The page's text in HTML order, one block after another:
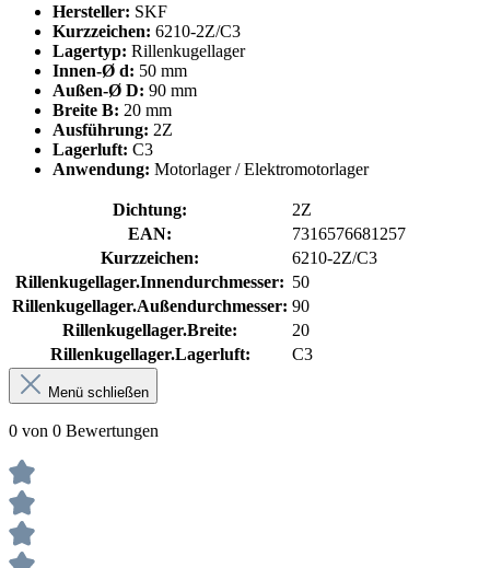
Hersteller: SKF
Kurzzeichen: 6210-2Z/C3
Lagertyp: Rillenkugellager
Innen-Ø d: 50 mm
Außen-Ø D: 90 mm
Breite B: 20 mm
Ausführung: 2Z
Lagerluft: C3
Anwendung: Motorlager / Elektromotorlager
Dichtung:
2Z
EAN:
7316576681257
Kurzzeichen:
6210-2Z/C3
Rillenkugellager.Innendurchmesser: 50
Rillenkugellager.Außendurchmesser: 90
Rillenkugellager.Breite:
20
Rillenkugellager.Lagerluft:
C3
Menü schließen
0 von 0 Bewertungen